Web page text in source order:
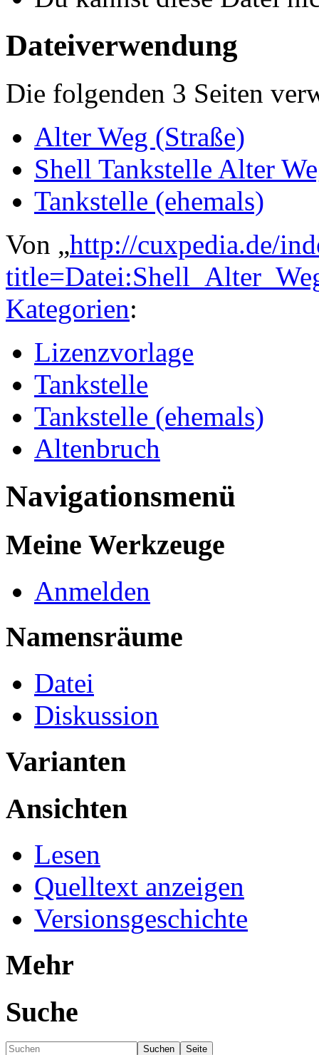
Dateiverwendung
Die folgenden 3 Seiten
Alter Weg (Straße)
Shell Tankstelle Alter
Tankstelle (ehemals)
Von „http://cuxpedia.de/
Kategorien:
Lizenzvorlage
Tankstelle
Tankstelle (ehemals)
Altenbruch
Navigationsmenü
Meine Werkzeuge
Anmelden
Namensräume
Datei
Diskussion
Varianten
Ansichten
Lesen
Quelltext anzeigen
Versionsgeschichte
Mehr
Suche